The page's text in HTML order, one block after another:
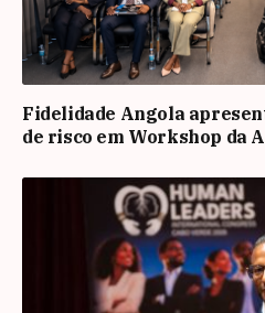
Fidelidade Angola
de risco em Workshop da